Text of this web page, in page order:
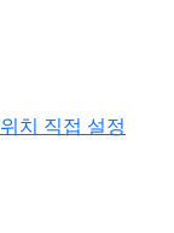
위치 직접 설정